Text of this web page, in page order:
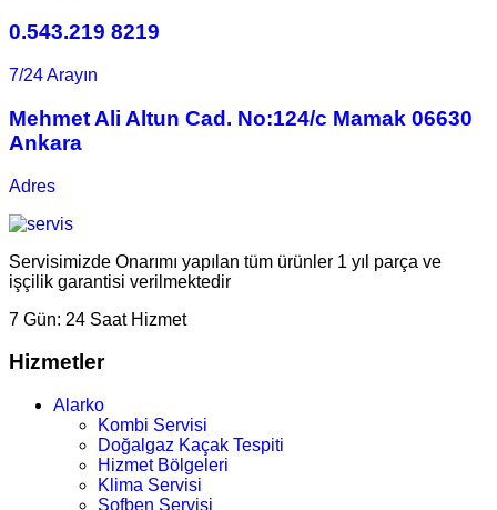
0.543.219 8219
7/24 Arayın
Mehmet Ali Altun Cad. No:124/c Mamak 06630
Ankara
Adres
Servisimizde Onarımı yapılan tüm ürünler 1 yıl parça ve
işçilik garantisi verilmektedir
7 Gün: 24 Saat Hizmet
Hizmetler
Alarko
Kombi Servisi
Doğalgaz Kaçak Tespiti
Hizmet Bölgeleri
Klima Servisi
Şofben Servisi